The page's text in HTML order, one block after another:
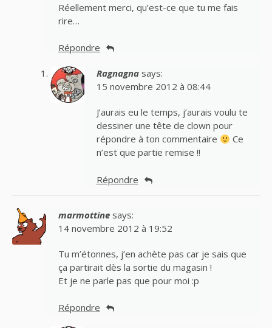
Réellement merci, qu’est-ce que tu me fais
rire…
Répondre
Ragnagna says:
15 novembre 2012 à 08:44
J’aurais eu le temps, j’aurais voulu te
dessiner une tête de clown pour
répondre à ton commentaire
Ce
n’est que partie remise !!
Répondre
marmottine says:
14 novembre 2012 à 19:52
Tu m’étonnes, j’en achète pas car je sais que
ça partirait dès la sortie du magasin !
Et je ne parle pas que pour moi :p
Répondre